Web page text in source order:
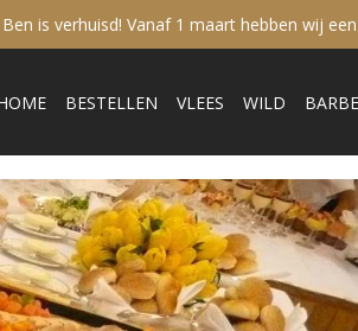
Ben is verhuisd! Vanaf 1 maart hebben wij
BESTELLEN VLEES WILD